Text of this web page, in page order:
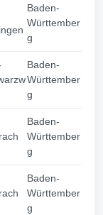
Baden-
Württember
g
Baden-
Württember
g
Baden-
Württember
g
Baden-
Württember
g